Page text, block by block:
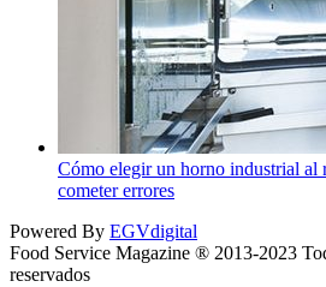
Cómo elegir un horno industrial al
cometer errores
Powered By EGVdigital
Food Service Magazine ® 2013-2023
reservados